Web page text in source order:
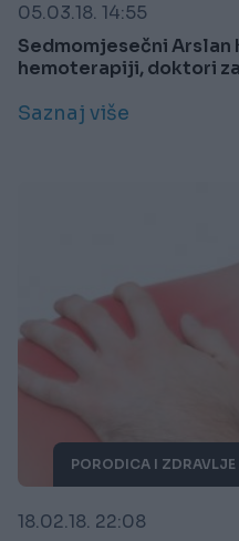
05.03.18. 14:55
Sedmomjesečni
hemoterapiji, doktori
Saznaj više
PORODICA I ZDRAVLJE
18.02.18. 22:08